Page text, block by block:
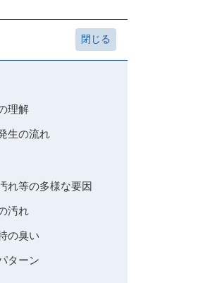
理解
生の流れ
れ等の多様な要因
汚れ
の臭い
ターン